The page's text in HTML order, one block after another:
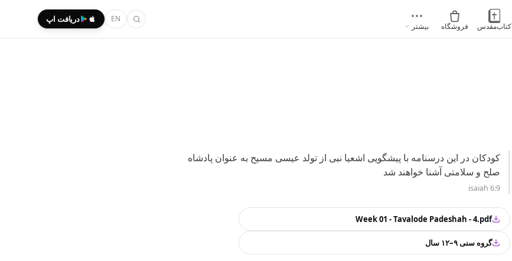
کتاب‌مقدس فروشگاه بیشتر
EN دریافت اپ
کودکان در این درسنامه با پیشگویی اشعیا نبی از تولد عیسی مسیح به عنوان پادشاه
صلح و سلامتی آشنا خواهند شد
isaiah 6:9
Week 01 - Tavalode Padeshah - 4.pdf
گروه سنی ۹–۱۲ سال